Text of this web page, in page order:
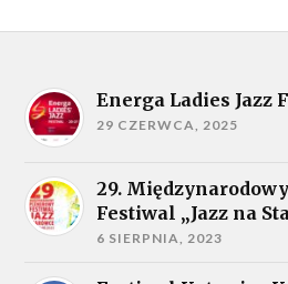
Energa Ladies Jazz
29 CZERWCA, 2025
29.
Festiwal „Jazz na
6 SIERPNIA, 2023